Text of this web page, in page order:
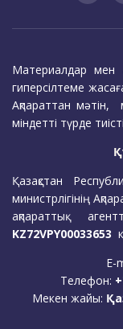
Материалдар мен
гиперсілтеме
Ақпараттан мәтін,
міндетті түрде
Қазақстан
министрлігінің
ақпараттық
KZ72VPY00033653
E-
Телефон:
Мекен жайы: